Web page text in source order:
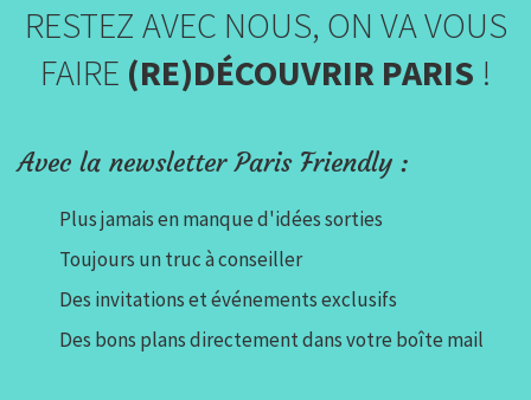
RESTEZ AVEC NOUS, ON VA VOUS
FAIRE (RE)DÉCOUVRIR PARIS !
Avec la newsletter Paris Friendly :
Plus jamais en manque d'idées sorties
Toujours un truc à conseiller
Des invitations et événements exclusifs
Des bons plans directement dans votre boîte mail